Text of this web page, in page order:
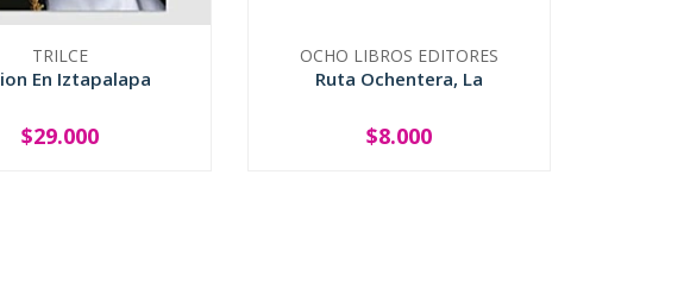
TRILCE
En Iztapalapa
+
$29.000
OCHO LIBROS EDITORES
Ruta Ochentera, La
+
$8.000